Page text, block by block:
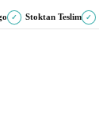
✓ Stoktan Teslim ✓